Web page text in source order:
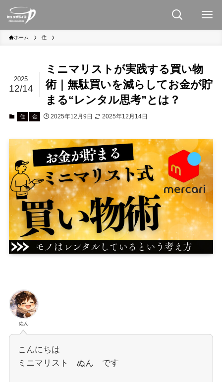
ホーム 住
ミニマリストが実践する買い物
術｜無駄買いを減らしてお金が貯
まる“レンタル思考”とは？
2025
12/14
住 金 2025年12月9日 2025年12月14日
ぬん
こんにちは
ミニマリスト ぬん です